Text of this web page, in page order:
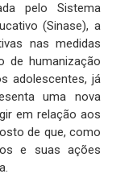
pelo Sistema
(Sinase), a
nas medidas
de humanização
adolescentes, já
uma nova
em relação aos
de que, como
e suas ações